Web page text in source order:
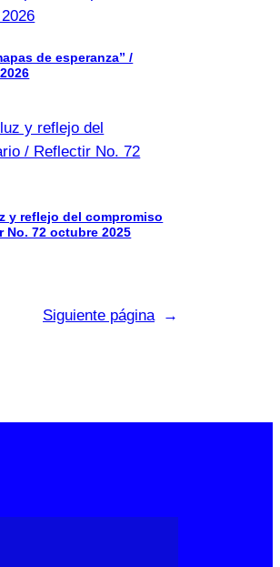
de esperanza” /
y reflejo del compromiso
72 octubre 2025
Siguiente página →